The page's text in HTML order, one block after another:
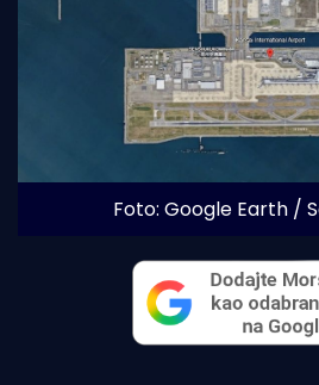
Foto: Google Earth /